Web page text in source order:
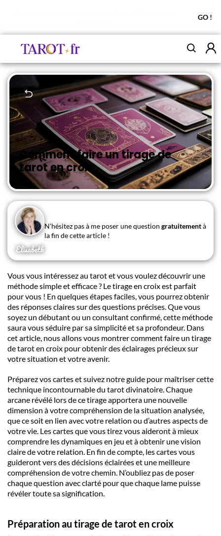
GO !
Comment faire un tirage de
tarot en croix
Elisabeth
N'hésitez pas à me poser une question gratuitementà
la fin de cette article !
Vous vous intéressez au tarotet vous voulez découvrir une
méthode simple et efficace ? Letirage en croixest parfait
pour vous ! En quelques étapes faciles, vous pourrez obtenir
des réponses clairessur desquestions précises . Que vous
soyez un débutant ou un consultant confirmé , cette méthode
saura vous séduire par sasimplicitéet sa profondeur. Dans
cet article, nous allons vous montrer comment faire un tirage
de tarot en croix pour obtenir des éclairages précieux sur
votresituation et votreavenir.
Préparez voscarteset suivez notre guide pour maîtriser cette
technique incontournable du tarot divinatoire . Chaque
arcane révélé lors de ce tirage apportera une nouvelle
dimension à votre compréhension de lasituation analysée
que ce soit en lien avec votre relation ou d’autres aspects de
votre vie. Lescartesque vous tirez vous aideront à mieux
comprendre les dynamiques en jeu et à obtenir une vision
claire de votre relation . En fin de compte, lescartesvous
guideront vers des décisions éclairées et une meilleure
compréhension de votre chemin. N’oubliez pas de poser
chaquequestion avec clarté pour que chaque lame puisse
révéler toute sa signification.
Préparation au tirage de tarot en croix